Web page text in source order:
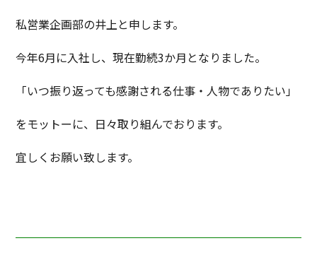
私営業企画部の井上と申します。
今年6月に入社し、現在勤続3か月となりました。
「いつ振り返っても感謝される仕事・人物でありたい」
をモットーに、日々取り組んでおります。
宜しくお願い致します。